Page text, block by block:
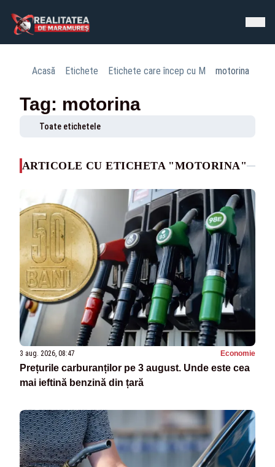
Acasă Etichete Etichete care încep cu M motorina
Tag: motorina
Toate etichetele
ARTICOLE CU ETICHETA "MOTORINA"
3 aug. 2026, 08:47 Economie
Prețurile carburanților pe 3 august. Unde este cea
mai ieftină benzină din țară